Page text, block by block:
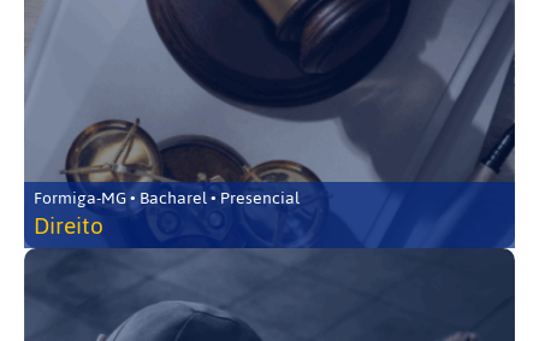
Formiga-MG • Bacharel • Presencial
Direito